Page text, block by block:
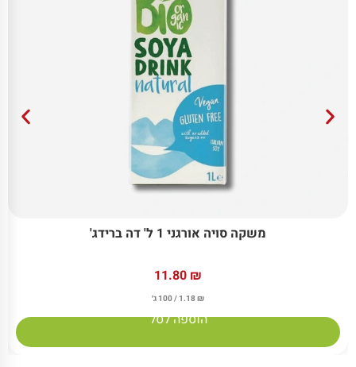
משקה סויה אורגני 1 ל' דה ברידג'
11.80 ₪
1.18₪ / 100 ג׳
הוספה לסל